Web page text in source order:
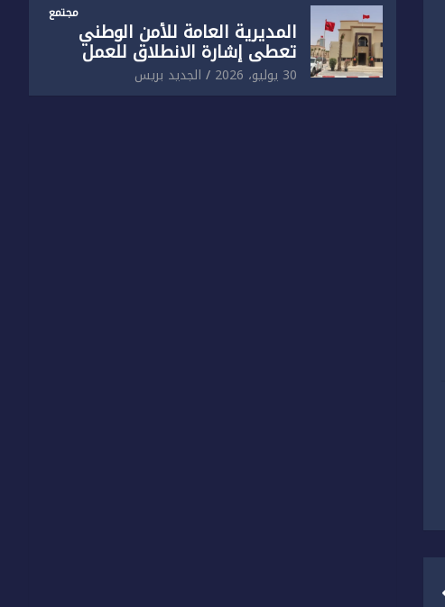
مجتمع
المديرية العامة للأمن الوطني
تعطي إشارة الانطلاق للعمل
بالمقر الجديد للدائرة الثالثة
للشرطة بولاية أمن العيون
30 يوليو، 2026 الجديد بريس